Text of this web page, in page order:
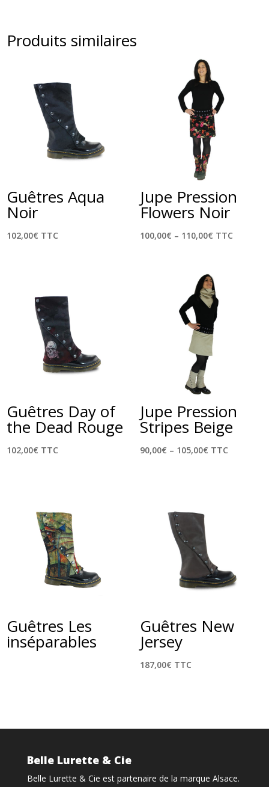
Produits similaires
Guêtres Aqua
Noir
102,00€ TTC
Jupe Pression
Flowers Noir
100,00€ – 110,00€ TTC
Guêtres Day of
the Dead Rouge
102,00€ TTC
Jupe Pression
Stripes Beige
90,00€ – 105,00€ TTC
Guêtres Les
inséparables
Guêtres New
Jersey
187,00€ TTC
Belle Lurette & Cie
Belle Lurette & Cie est partenaire de la marque Alsace.